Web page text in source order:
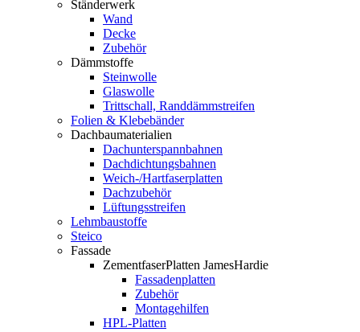
Ständerwerk
Wand
Decke
Zubehör
Dämmstoffe
Steinwolle
Glaswolle
Trittschall, Randdämmstreifen
Folien & Klebebänder
Dachbaumaterialien
Dachunterspannbahnen
Dachdichtungsbahnen
Weich-/Hartfaserplatten
Dachzubehör
Lüftungsstreifen
Lehmbaustoffe
Steico
Fassade
ZementfaserPlatten JamesHardie
Fassadenplatten
Zubehör
Montagehilfen
HPL-Platten